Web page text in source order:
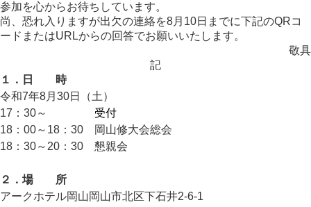
参加を心からお待ちしています。
尚、恐れ入りますが出欠の連絡を8月10日までに下記のQRコ
ードまたはURLからの回答でお願いいたします。
敬具
記
１．日 時
令和7年8月30日（土）
17：30～
受付
18：00～18：30 岡山修大会総会
18：30～20：30 懇親会
２．場 所
アークホテル岡山岡山市北区下石井2-6-1